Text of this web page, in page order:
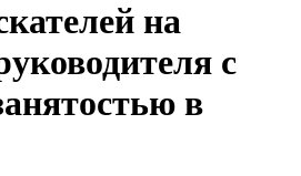
на
с
в